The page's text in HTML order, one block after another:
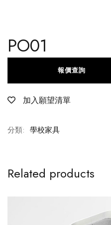
PO01
加入願望清單
報價查詢
分類: 學校家具
Related products